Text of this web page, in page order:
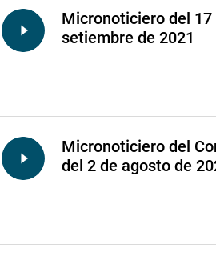
Micronoticiero del 17
setiembre de 2021
Micronoticiero del
del 2 de agosto de